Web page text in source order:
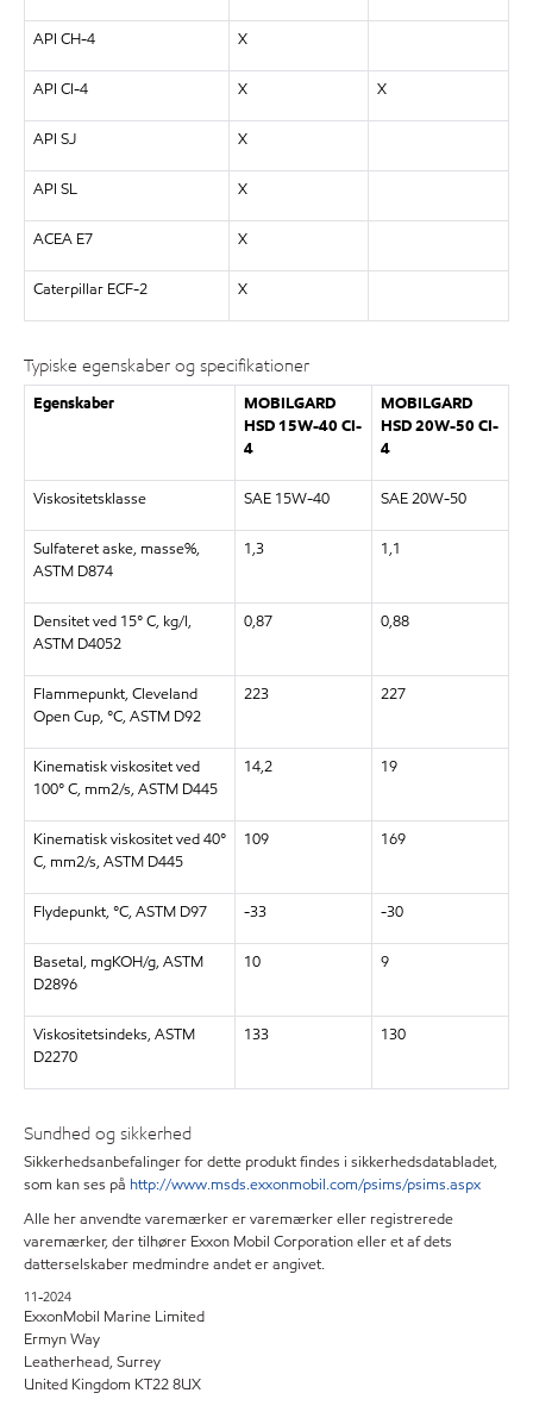
API CH-4 X
API CI-4 X X
API SJ X
API SL X
ACEA E7 X
Caterpillar ECF-2 X
Typiske egenskaber og specifikationer
Egenskaber
MOBILGARD
HSD 15W-40 CI-
4
MOBILGARD
HSD 20W-50 CI-
4
Viskositetsklasse SAE 15W-40 SAE 20W-50
Sulfateret aske, masse%,
ASTM D874
1,3 1,1
Densitet ved 15° C, kg/l,
ASTM D4052
0,87 0,88
Flammepunkt, Cleveland
Open Cup, °C, ASTM D92
223 227
Kinematisk viskositet ved
100° C, mm2/s, ASTM D445
14,2 19
Kinematisk viskositet ved 40°
C, mm2/s, ASTM D445
109 169
Flydepunkt, °C, ASTM D97 -33 -30
Basetal, mgKOH/g, ASTM
D2896
10 9
Viskositetsindeks, ASTM
D2270
133 130
Sundhed og sikkerhed
Sikkerhedsanbefalinger for dette produkt findes i sikkerhedsdatabladet,
som kan ses på http://www.msds.exxonmobil.com/psims/psims.aspx
Alle her anvendte varemærker er varemærker eller registrerede
varemærker, der tilhører Exxon Mobil Corporation eller et af dets
datterselskaber medmindre andet er angivet.
11-2024
ExxonMobil Marine Limited
Ermyn Way
Leatherhead, Surrey
United Kingdom KT22 8UX